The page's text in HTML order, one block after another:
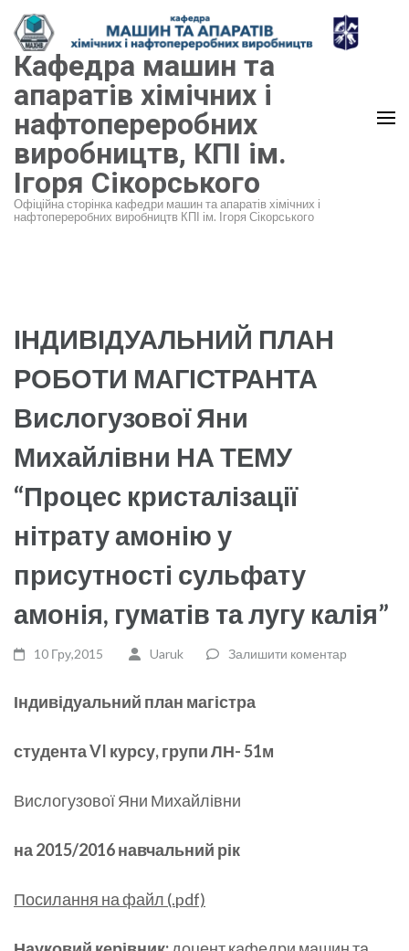
Перейти
до
вмісту
(натисніть
Enter)
Кафедра машин та
апаратів хімічних і
нафтопереробних
виробництв, КПІ ім.
Ігоря Сікорського
Офіційна сторінка кафедри машин та апаратів хімічних і
нафтопереробних виробництв КПІ ім. Ігоря Сікорського
ІНДИВІДУАЛЬНИЙ ПЛАН
РОБОТИ МАГІСТРАНТА
Вислогузової Яни
Михайлівни НА ТЕМУ
“Процес кристалізації
нітрату амонію у
присутності сульфату
амонія, гуматів та лугу калія”
10 Гру,2015 Uaruk Залишити коментар
Індивідуальний план магістра
студентаVI курсу,групи ЛН- 51м
Вислогузової Яни Михайлівни
на 2015/2016 навчальний рік
Посилання на файл (.pdf)